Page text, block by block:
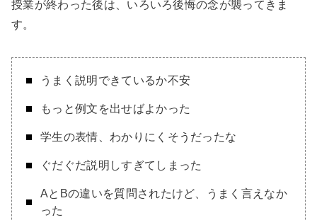
授業が終わった後は、いろいろ後悔の念が襲ってきま
す。
うまく説明できているか不安
もっと例文を出せばよかった
学生の表情、わかりにくそうだったな
ぐだぐだ説明しすぎてしまった
AとBの違いを質問されたけど、うまく言えなか
った